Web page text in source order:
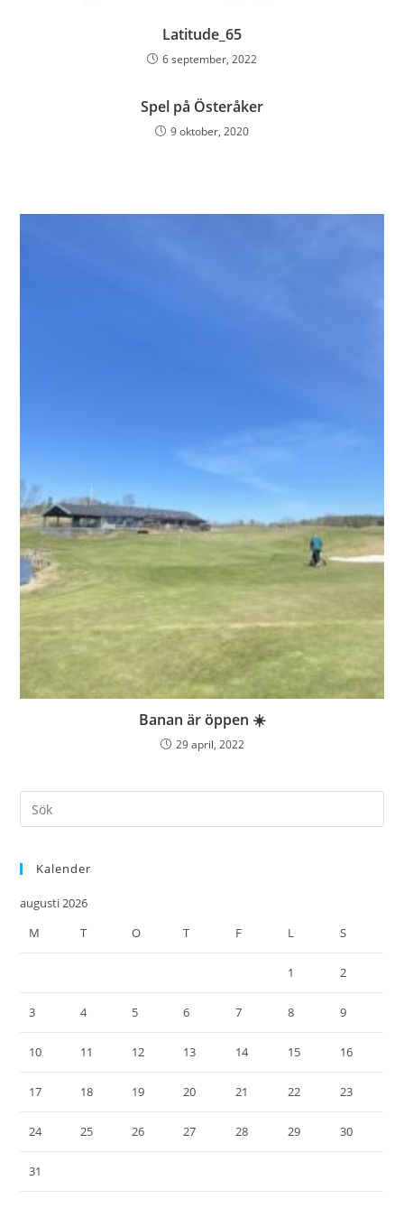
Latitude_65
6 september, 2022
Spel på Österåker
9 oktober, 2020
Banan är öppen ☀️
29 april, 2022
Kalender
augusti 2026
M
T O T F L S
1 2
3 4 5 6 7 8 9
10 11 12 13 14 15 16
17 18 19 20 21 22 23
24 25 26 27 28 29 30
31